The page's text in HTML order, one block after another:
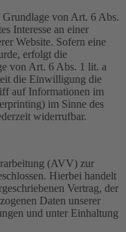
von Art. 6 Abs.
Interesse an einer
Website. Sofern eine
erfolgt die
von Art. 6 Abs. 1 lit. a
die Einwilligung die
auf Informationen im
im Sinne des
widerrufbar.
(AVV) zur
Hierbei handelt
Vertrag, der
Daten unserer
und unter Einhaltung